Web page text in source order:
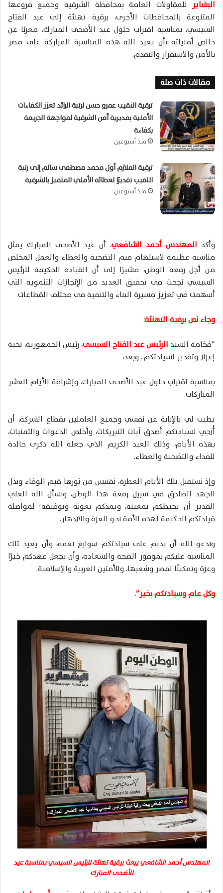
البشاير للمقاولات العامة بمحافظة الشرقية وجميع فروعها
المتنوعة بالمحافظات الأخرى، برقية تهنئة إلى عبد الفتاح
السيسي، بمناسبة اقتراب حلول عيد الأضحى المبارك، معربًا عن
خالص أمنياته بأن يعيد الله هذه المناسبة المباركة على مصر
بالأمن والاستقرار والتقدم.
مقالات ذات صلة
ترقية النقيب عمرو حسن لرتبة الرائد تعزز الكفاءات
الأمنية بمديرية أمن الشرقية لمواجهة الجريمة
بكفاءة
منذ أسبوعين
ترقية الملازم أول محمد مصطفى سالم إلى رتبة
النقيب تقديرًا لعطائه الأمني المتميز بالشرقية
منذ أسبوعين
وأكد المهندس أحمد الشافعي، أن عيد الأضحى المبارك يمثل
مناسبة عظيمة لاستلهام قيم التضحية والعطاء والعمل المخلص
من أجل رفعة الوطن، مشيرًا إلى أن القيادة الحكيمة للرئيس
السيسي نجحت في تحقيق العديد من الإنجازات التنموية التي
أسهمت في تعزيز مسيرة البناء والتنمية في مختلف القطاعات.
وجاء نص برقية التهنئة:
“فخامة السيد الرئيس عبد الفتاح السيسي، رئيس الجمهورية، تحية
إعزاز وتقدير لسيادتكم.. وبعد،
بمناسبة اقتراب حلول عيد الأضحى المبارك، وإشراقة الأيام العشر
المباركات.
يطيب لي بالإنابة عن نفسي وجميع العاملين بقطاع الشركة، أن
أُزجي لسيادتكم أصدق آيات التبريكات، وأخلص الدعوات والتمنيات،
بهذه الأيام، وذلك العيد الكريم الذي جعله الله ذكرى خالدة
للفداء والتضحية والعطاء.
وإذ نستقبل تلك الأيام العطرة، نقتبس من نورها قيم الوفاء وبذل
الجهد الصادق في سبيل رفعة هذا الوطن، ونسأل الله العلي
القدير أن يحيطكم بمعيته، ويمدكم بعونه وتوفيقه؛ لمواصلة
قيادتكم الحكيمة لهذه الأمة نحو العزة والازدهار.
وندعو الله أن يديم على سيادتكم سوابغ نعمه، وأن يعيد تلك
المناسبة عليكم بموفور الصحة والسعادة، وأن يجعل عهدكم خيرًا
وعزة وتمكينًا لمصر وشعبها، وللأمتين العربية والإسلامية.
وكل عام وسيادتكم بخير”.
المهندس أحمد الشافعي يبعث برقية تهنئة للرئيس السيسي بمناسبة عيد
الأضحى المبارك